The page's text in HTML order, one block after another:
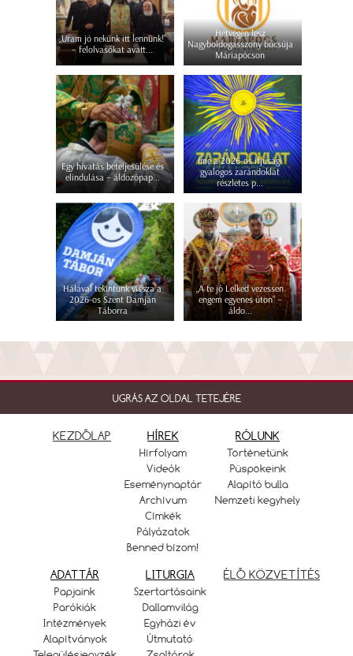
„Uram jó nekünk itt lennünk!”
– felolvasókat avatt...
Hétvégén lesz
Nagyboldogasszony búcsúja
Máriapócson
Egy hivatás beteljesülése és
elindulása – áldozópap...
Íme a 2026-os ifjúsági
gyalogos zarándoklat
részletes p...
Hálával tekintünk vissza a
2026-os Szent Damján
Táborra
„A te jó Lelked vezessen
engem egyenes úton” –
áldo...
UGRÁS AZ OLDAL TETEJÉRE
KEZDŐLAP HÍREK
Hírfolyam
Videók
Eseménynaptár
Archívum
Címkék
Pályázatok
Benned bízom!
RÓLUNK
Történetünk
Püspökeink
Alapító bulla
Nemzeti kegyhely
ADATTÁR
Papjaink
Parókiák
Intézmények
Alapítványok
LITURGIA
Szertartásaink
Dallamvilág
Egyházi év
Útmutató
ÉLŐ KÖZVETÍTÉS